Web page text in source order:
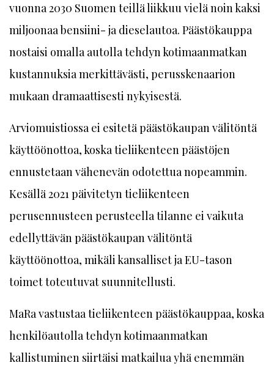
vuonna 2030 Suomen teillä liikkuu vielä noin kaksi
miljoonaa bensiini- ja dieselautoa. Päästökauppa
nostaisi omalla autolla tehdyn kotimaanmatkan
kustannuksia merkittävästi, perusskenaarion
mukaan dramaattisesti nykyisestä.
Arviomuistiossa ei esitetä päästökaupan välitöntä
käyttöönottoa, koska tieliikenteen päästöjen
ennustetaan vähenevän odotettua nopeammin.
Kesällä 2021 päivitetyn tieliikenteen
perusennusteen perusteella tilanne ei vaikuta
edellyttävän päästökaupan välitöntä
käyttöönottoa, mikäli kansalliset ja EU-tason
toimet toteutuvat suunnitellusti.
MaRa vastustaa tieliikenteen päästökauppaa, koska
henkilöautolla tehdyn kotimaanmatkan
kallistuminen siirtäisi matkailua yhä enemmän